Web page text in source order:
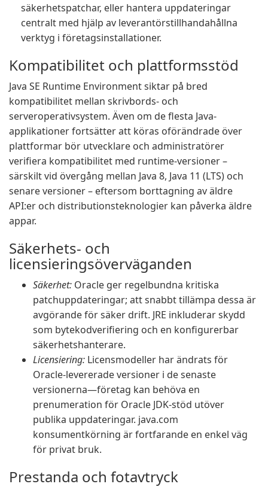
säkerhetspatchar, eller hantera uppdateringar
centralt med hjälp av leverantörstillhandahållna
verktyg i företagsinstallationer.
Kompatibilitet och plattformsstöd
Java SE Runtime Environment siktar på bred
kompatibilitet mellan skrivbords- och
serveroperativsystem. Även om de flesta Java-
applikationer fortsätter att köras oförändrade över
plattformar bör utvecklare och administratörer
verifiera kompatibilitet med runtime-versioner –
särskilt vid övergång mellan Java 8, Java 11 (LTS) och
senare versioner – eftersom borttagning av äldre
API:er och distributionsteknologier kan påverka äldre
appar.
Säkerhets- och
licensieringsöverväganden
Säkerhet: Oracle ger regelbundna kritiska
patchuppdateringar; att snabbt tillämpa dessa är
avgörande för säker drift. JRE inkluderar skydd
som bytekodverifiering och en konfigurerbar
säkerhetshanterare.
Licensiering: Licensmodeller har ändrats för
Oracle-levererade versioner i de senaste
versionerna—företag kan behöva en
prenumeration för Oracle JDK-stöd utöver
publika uppdateringar. java.com
konsumentkörning är fortfarande en enkel väg
för privat bruk.
Prestanda och fotavtryck